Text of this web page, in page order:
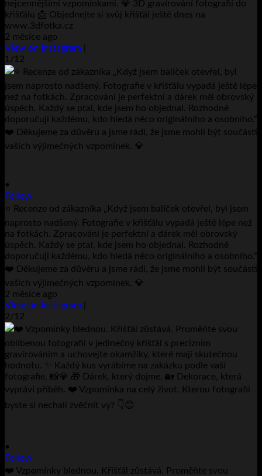
nejcennějšími vzpomínkami. 💎 3D gravírování fotografií do
křišťálu 📩 Objednejte si svůj křišťál ještě dnes na
www.3dfotka.cz
2 měsíce ago
View on Instagram
1/12
•
Follow
⭐ Recenze od zákazníka „Když jsem balíček otevřel, byl jsem
naprosto nadšený. Fotografie v křišťálu vypadá ještě lépe než
na fotkách. Zpracování je perfektní a dárek měl obrovský
úspěch. Každý se ptal, kde jsem ho objednal. Rozhodně
doporučuji každému, kdo hledá něco originálního a osobního.“
❤️ Děkujeme za důvěru a jsme rádi, že jsme mohli být součástí
vašich výjimečných vzpomínek. 💎
2 měsíce ago
View on Instagram
2/12
•
Follow
❤️ Vzpomínky blednou. Křišťál zůstává. Proměňte svou